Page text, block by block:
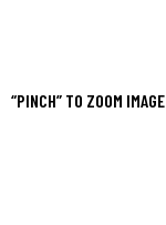
“PINCH” TO ZOOM IMAGE